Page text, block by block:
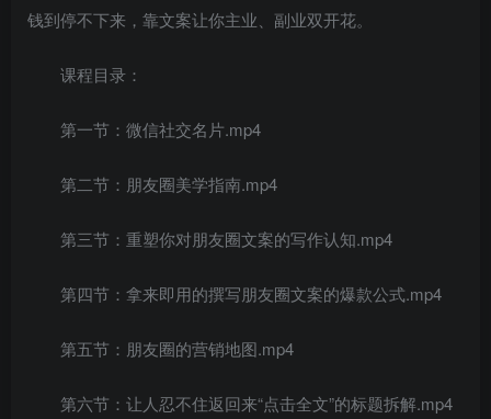
钱到停不下来，靠文案让你主业、副业双开花。
课程目录：
第一节：微信社交名片.mp4
第二节：朋友圈美学指南.mp4
第三节：重塑你对朋友圈文案的写作认知.mp4
第四节：拿来即用的撰写朋友圈文案的爆款公式.mp4
第五节：朋友圈的营销地图.mp4
第六节：让人忍不住返回来“点击全文”的标题拆解.mp4